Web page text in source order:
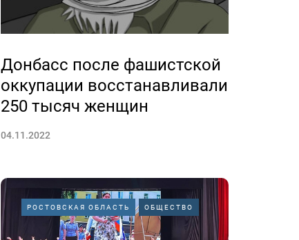
Донбасс после фашистской
оккупации восстанавливали
250 тысяч женщин
04.11.2022
РОСТОВСКАЯ ОБЛАСТЬ ОБЩЕСТВО